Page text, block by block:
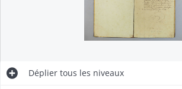
Déplier tous les niveaux